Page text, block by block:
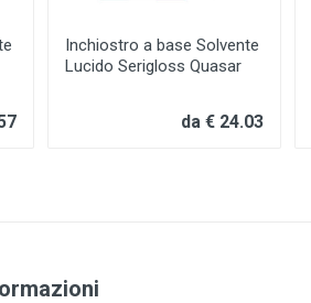
Inchiostro a base Solvente
Lucido Serigloss Quasar
da € 24.03